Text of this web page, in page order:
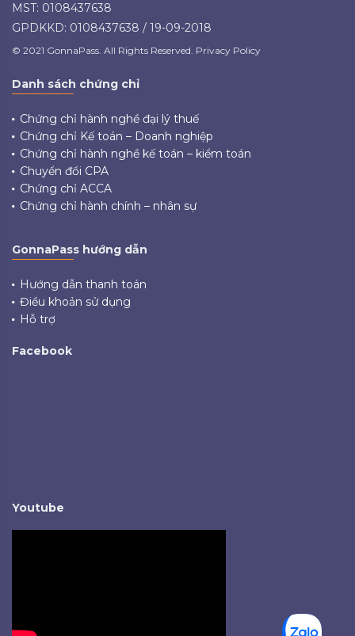
MST: 0108437638
GPDKKD: 0108437638 / 19-09-2018
© 2021 GonnaPass. All Rights Reserved. Privacy Policy
Danh sách chứng chỉ
Chứng chỉ hành nghề đại lý thuế
Chứng chỉ Kế toán – Doanh nghiệp
Chứng chỉ hành nghề kế toán – kiểm toán
Chuyển đổi CPA
Chứng chỉ ACCA
Chứng chỉ hành chính – nhân sự
GonnaPass hướng dẫn
Hướng dẫn thanh toán
Điều khoản sử dụng
Hỗ trợ
Facebook
Youtube